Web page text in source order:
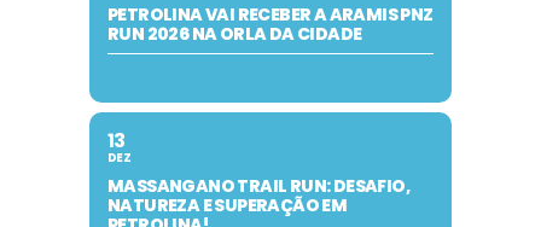
PETROLINA VAI RECEBER A ARAMIS PNZ
RUN 2026 NA ORLA DA CIDADE
13
DEZ
MASSANGANO TRAIL RUN: DESAFIO,
NATUREZA E SUPERAÇÃO EM